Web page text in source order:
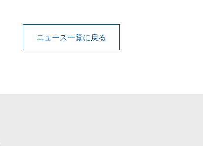
ニュース一覧に戻る